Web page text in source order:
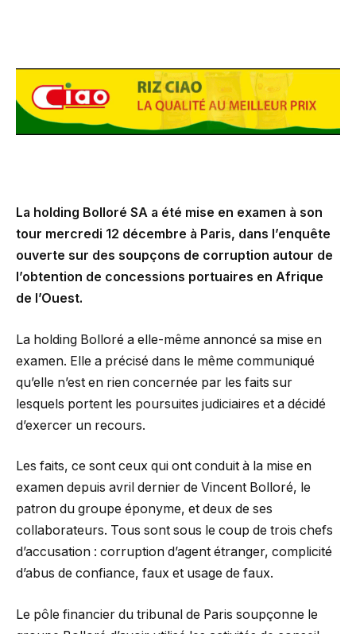
La holding Bolloré SA a été mise en examen à son
tour mercredi 12 décembre à Paris, dans l’enquête
ouverte sur des soupçons de corruption autour de
l’obtention de concessions portuaires en Afrique
de l’Ouest.
La holding Bolloré a elle-même annoncé sa mise en
examen. Elle a précisé dans le même communiqué
qu’elle n’est en rien concernée par les faits sur
lesquels portent les poursuites judiciaires et a décidé
d’exercer un recours.
Les faits, ce sont ceux qui ont conduit à la mise en
examen depuis avril dernier de Vincent Bolloré, le
patron du groupe éponyme, et deux de ses
collaborateurs. Tous sont sous le coup de trois chefs
d’accusation : corruption d’agent étranger, complicité
d’abus de confiance, faux et usage de faux.
Le pôle financier du tribunal de Paris soupçonne le